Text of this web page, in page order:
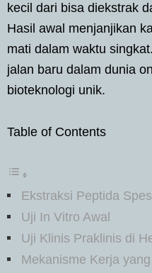
kecil dari bisa diekstrak
Hasil awal menjanjikan
mati dalam waktu
jalan baru dalam dunia
bioteknologi unik.
Table of Contents
Ekstraksi Peptida
Uji In Vitro Awal
Uji Klinis Praklinis di
Mekanisme Kerja